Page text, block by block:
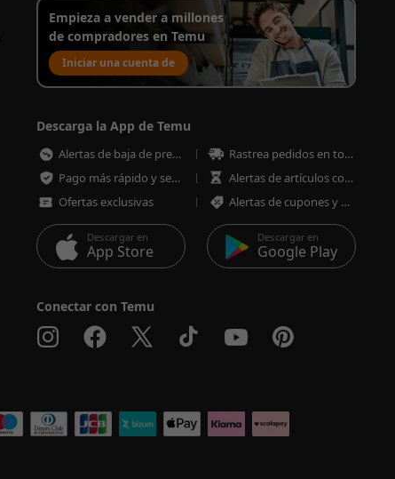
Empieza a vender a millones
de compradores en Temu
Iniciar una cuenta de
venta
Descarga la App de Temu
Alertas de baja de precios
Rastrea pedidos en todo momento
Pago más rápido y seguro
Alertas de artículos con poco stock
Ofertas exclusivas
Alertas de cupones y ofertas
Descargar en
App Store
Descargar en
Google Play
Conectar con Temu